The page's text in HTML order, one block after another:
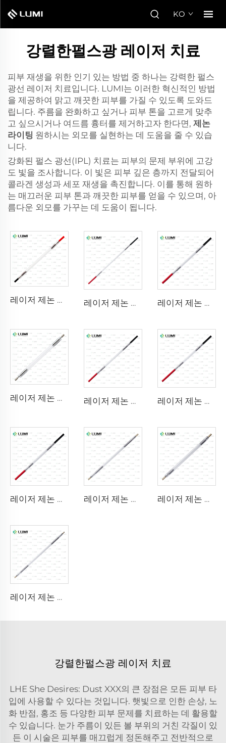
KO
강렬한펄스광 레이저 치료
피부 재생을 위한 인기 있는 방법 중 하나는 강력한 펄스
광선 레이저 치료입니다. LUMI는 이러한 혁신적인 방법
을 제공하여 맑고 깨끗한 피부를 가질 수 있도록 도와드
립니다. 주름을 완화하고 싶거나 피부 톤을 고르게 맞추
고 싶으시거나 여드름 흉터를 제거하고자 한다면, 제논
라이팅 원하시는 외모를 실현하는 데 도움을 줄 수 있습
니다.
강화된 펄스 광선(IPL) 치료는 피부의 문제 부위에 고강
도 빛을 조사합니다. 이 빛은 피부 깊은 층까지 전달되어
콜라겐 생성과 세포 재생을 촉진합니다. 이를 통해 원하
는 매끄러운 피부 톤과 깨끗한 피부를 얻을 수 있으며, 아
름다운 외모를 가꾸는 데 도움이 됩니다.
레이저 제논 램프 L2741 – 7×100×167 mm 레이저 제논 램프 L2851-5×105×175 mm 레이저 제논 램프 L2021-7×65×130 mm
레이저 제논 램프 L2851 – 5×105×175 mm 레이저 제논 램프 L2051 – 5×70×130 mm 레이저 제논 램프 L1721 – 7×50×115 mm
레이저 제논 램프 L1921 - 7×60×125 mm 레이저 제논 램프 L3180-8×100×210mm 레이저 제논 램프 L2690-9×100×160
레이저 제논 램프 L4290 – 9×140×280 mm
강렬한펄스광 레이저 치료
LHE She Desires: Dust XXX의 큰 장점은 모든 피부 타
입에 사용할 수 있다는 것입니다. 햇빛으로 인한 손상, 노
화 반점, 홍조 등 다양한 피부 문제를 치료하는 데 활용할
수 있습니다. 눈가 주름이 있든 볼 부위의 거친 각질이 있
든 이 시술은 피부를 매끄럽게 정돈해주고 전반적으로